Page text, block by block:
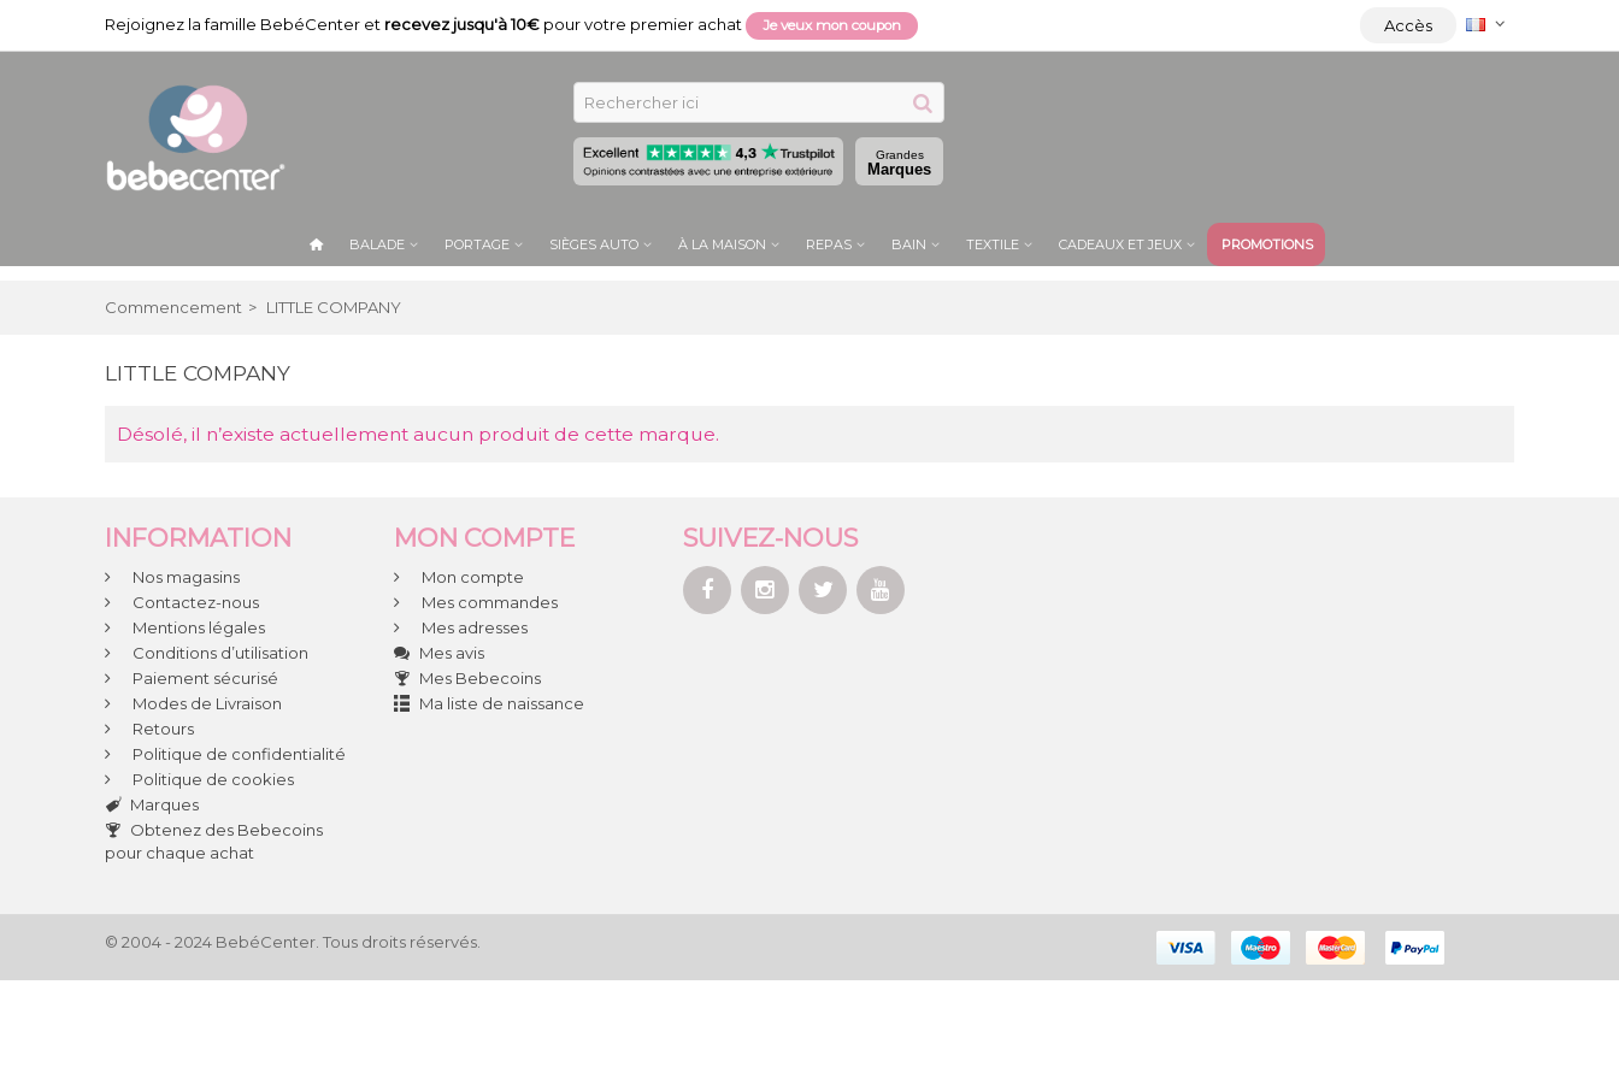
Rejoignez la famille BebéCenter et recevez jusqu'à 10€ pour votre premier achat Je veux mon coupon Accès
Grandes
Marques
BALADE PORTAGE SIÈGES AUTO À LA MAISON REPAS BAIN TEXTILE CADEAUX ET JEUX PROMOTIONS
Commencement > LITTLE COMPANY
LITTLE COMPANY
Désolé, il n’existe actuellement aucun produit de cette marque.
INFORMATION
Nos magasins
Contactez-nous
Mentions légales
Conditions d’utilisation
Paiement sécurisé
Modes de Livraison
Retours
Politique de confidentialité
Politique de cookies
Marques
Obtenez des Bebecoins
pour chaque achat
MON COMPTE
Mon compte
Mes commandes
Mes adresses
Mes avis
Mes Bebecoins
Ma liste de naissance
SUIVEZ-NOUS
© 2004 - 2024 BebéCenter. Tous droits réservés.